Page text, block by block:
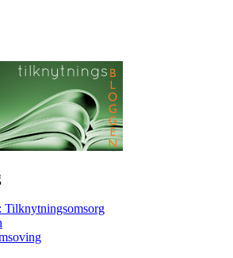
Tilknytningsomsorg